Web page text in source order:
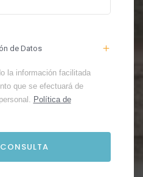
de Datos
la información facilitada
que se efectuará de
Política de